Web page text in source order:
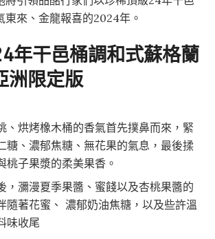
東來、金龍報喜的2024年。
年干邑桶調和式蘇格蘭
洲限定版
、烘烤橡木桶的香氣首先撲鼻而來，緊
糖、濃郁焦糖、無花果的氣息，最後揉
桃子果漿的柔美果香。
，瀰漫夏季果醬、蜜餞以及杏桃果醬的
隨著花蜜、 濃郁奶油焦糖，以及些許溫
味收尾